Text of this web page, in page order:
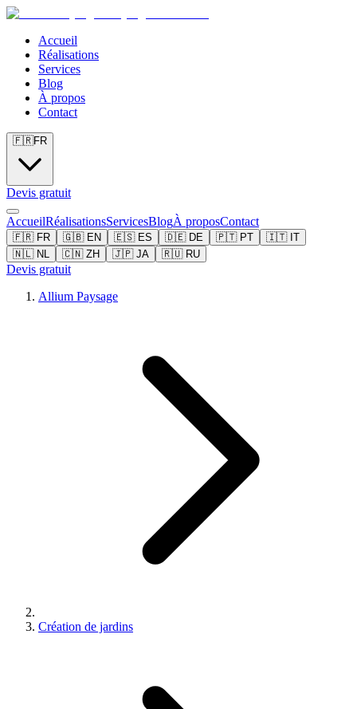
Accueil
Réalisations
Services
Blog
À propos
Contact
🇫🇷FR
Devis gratuit
AccueilRéalisationsServicesBlogÀ proposContact
🇫🇷 FR 🇬🇧 EN 🇪🇸 ES 🇩🇪 DE 🇵🇹 PT 🇮🇹 IT
🇳🇱 NL 🇨🇳 ZH 🇯🇵 JA 🇷🇺 RU
Devis gratuit
Allium Paysage
Création de jardins